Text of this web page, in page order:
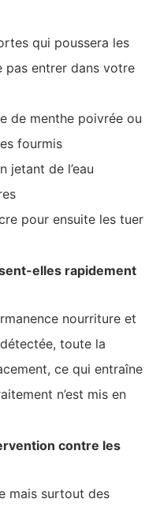
qui poussera les
entrer dans votre
de menthe poivrée ou
fourmis
jetant de l’eau
pour ensuite les tuer
elles rapidement
nourriture et
toute la
ce qui entraîne
n’est mis en
contre les
mais surtout des